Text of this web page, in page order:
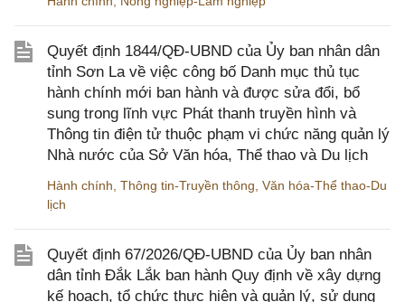
Quyết định 1844/QĐ-UBND của Ủy ban nhân dân
tỉnh Sơn La về việc công bố Danh mục thủ tục
hành chính mới ban hành và được sửa đổi, bổ
sung trong lĩnh vực Phát thanh truyền hình và
Thông tin điện tử thuộc phạm vi chức năng quản lý
Nhà nước của Sở Văn hóa, Thể thao và Du lịch
Hành chính, Thông tin-Truyền thông, Văn hóa-Thể thao-Du
lịch
Quyết định 67/2026/QĐ-UBND của Ủy ban nhân
dân tỉnh Đắk Lắk ban hành Quy định về xây dựng
kế hoạch, tổ chức thực hiện và quản lý, sử dụng